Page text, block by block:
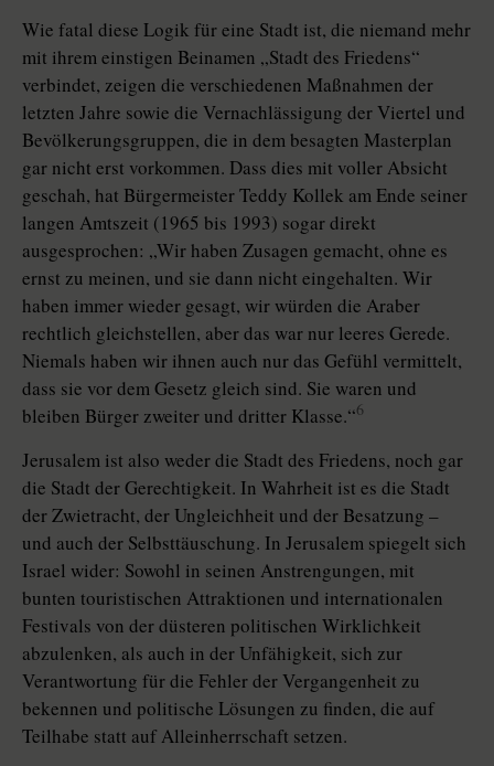
Wie fatal diese Logik für eine Stadt ist, die niemand mehr
mit ihrem einstigen Beinamen „Stadt des Friedens“
verbindet, zeigen die verschiedenen Maßnahmen der
letzten Jahre sowie die Vernachlässigung der Viertel und
Bevölkerungsgruppen, die in dem besagten Masterplan
gar nicht erst vorkommen. Dass dies mit voller Absicht
geschah, hat Bürgermeister Teddy Kollek am Ende seiner
langen Amtszeit (1965 bis 1993) sogar direkt
ausgesprochen: „Wir haben Zusagen gemacht, ohne es
ernst zu meinen, und sie dann nicht eingehalten. Wir
haben immer wieder gesagt, wir würden die Araber
rechtlich gleichstellen, aber das war nur leeres Gerede.
Niemals haben wir ihnen auch nur das Gefühl vermittelt,
dass sie vor dem Gesetz gleich sind. Sie waren und
bleiben Bürger zweiter und dritter Klasse.“6
Jerusalem ist also weder die Stadt des Friedens, noch gar
die Stadt der Gerechtigkeit. In Wahrheit ist es die Stadt
der Zwietracht, der Ungleichheit und der Besatzung –
und auch der Selbsttäuschung. In Jerusalem spiegelt sich
Israel wider: Sowohl in seinen Anstrengungen, mit
bunten touristischen Attraktionen und internationalen
Festivals von der düsteren politischen Wirklichkeit
abzulenken, als auch in der Unfähigkeit, sich zur
Verantwortung für die Fehler der Vergangenheit zu
bekennen und politische Lösungen zu finden, die auf
Teilhabe statt auf Alleinherrschaft setzen.